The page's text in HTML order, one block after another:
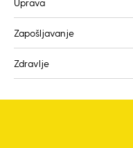
Uprava
Zapošljavanje
Zdravlje